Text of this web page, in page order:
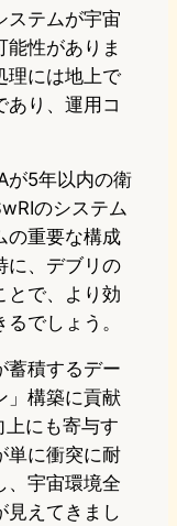
ステムが宇宙
性がありま
理には地上で
あり、運用コ
が5年以内の衛
のシステム
の重要な構成
に、デブリの
とで、より効
でしょう。
蓄積するデー
」構築に貢献
上にも寄与す
単に衝突に耐
、宇宙環境全
見えてきまし